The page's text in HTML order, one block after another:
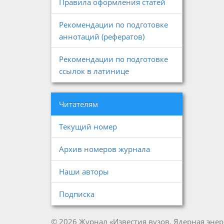
Правила оформления статей
Рекомендации по подготовке
аннотаций (рефератов)
Рекомендации по подготовке
ссылок в латинице
Читателям
Текущий номер
Архив номеров журнала
Наши авторы
Подписка
© 2026 Журнал «Известия вузов. Ядерная